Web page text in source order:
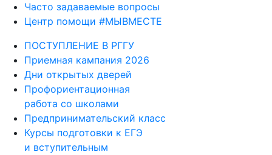
Часто задаваемые вопросы
Центр помощи #МЫВМЕСТЕ
ПОСТУПЛЕНИЕ В РГГУ
Приемная кампания 2026
Дни открытых дверей
Профориентационная
работа со школами
Предпринимательский класс
Курсы подготовки к ЕГЭ
и вступительным